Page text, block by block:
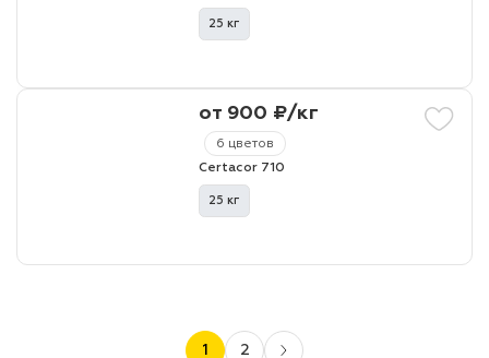
25 кг
6 цветов
от 900 ₽/кг
Certacor 710
25 кг
1 2